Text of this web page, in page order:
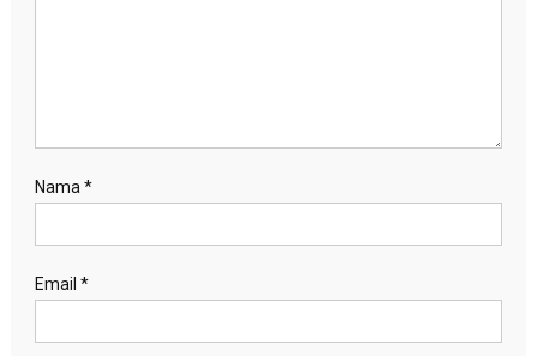
Nama *
Email *